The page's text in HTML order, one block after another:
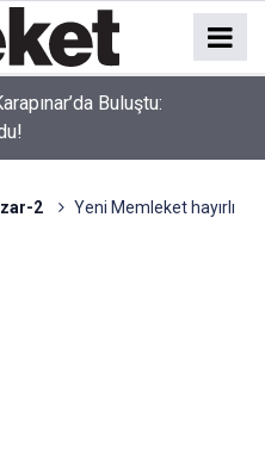
Buluştu:
2
Yeni Memleket hayırlı